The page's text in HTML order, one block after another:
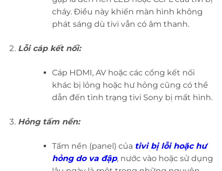
cháy. Điều này khiến màn hình không
phát sáng dù tivi vẫn có âm thanh.
Lỗi cáp kết nối:
Cáp HDMI, AV hoặc các cổng kết nối
khác bị lỏng hoặc hư hỏng cũng có thể
dẫn đến tình trạng tivi Sony bị mất hình.
Hỏng tấm nền:
Tấm nền (panel) của tivi bị lỗi hoặc hư
hỏng do va đập, nước vào hoặc sử dụng